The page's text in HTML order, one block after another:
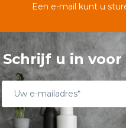
Een e-mail kunt u
Schrijf u in